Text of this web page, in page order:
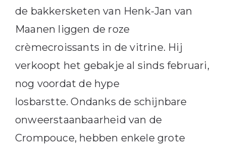
de bakkersketen van Henk-Jan van
Maanen liggen de roze
crèmecroissants in de vitrine. Hij
verkoopt het gebakje al sinds februari,
nog voordat de hype
losbarstte. Ondanks de schijnbare
onweerstaanbaarheid van de
Crompouce, hebben enkele grote